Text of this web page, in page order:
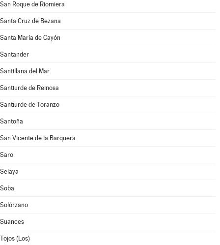
San Roque de Riomiera
Santa Cruz de Bezana
Santa María de Cayón
Santander
Santillana del Mar
Santiurde de Reinosa
Santiurde de Toranzo
Santoña
San Vicente de la Barquera
Saro
Selaya
Soba
Solórzano
Suances
Tojos (Los)